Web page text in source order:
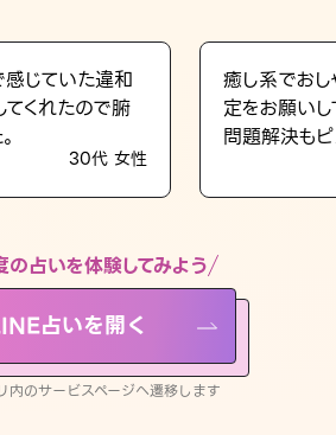
遷移します
じていた違和
くれたので腑
30代 女性
癒し系でおし
定をお願い
問題解決もピ
の占いを体験してみよう
占いを開く
のサービスページへ遷移します